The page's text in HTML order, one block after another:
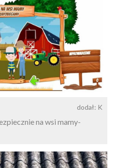
dodał: K
na wsi mamy-